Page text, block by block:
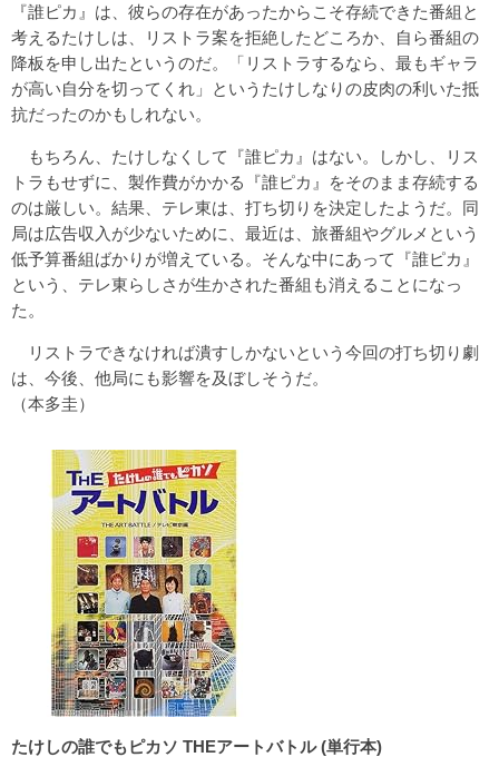
『誰ピカ』は、彼らの存在があったからこそ存続できた番組と
考えるたけしは、リストラ案を拒絶したどころか、自ら番組の
降板を申し出たというのだ。「リストラするなら、最もギャラ
が高い自分を切ってくれ」というたけしなりの皮肉の利いた抵
抗だったのかもしれない。
もちろん、たけしなくして『誰ピカ』はない。しかし、リス
トラもせずに、製作費がかかる『誰ピカ』をそのまま存続する
のは厳しい。結果、テレ東は、打ち切りを決定したようだ。同
局は広告収入が少ないために、最近は、旅番組やグルメという
低予算番組ばかりが増えている。そんな中にあって『誰ピカ』
という、テレ東らしさが生かされた番組も消えることになっ
た。
リストラできなければ潰すしかないという今回の打ち切り劇
は、今後、他局にも影響を及ぼしそうだ。
（本多圭）
たけしの誰でもピカソ THEアートバトル (単行本)